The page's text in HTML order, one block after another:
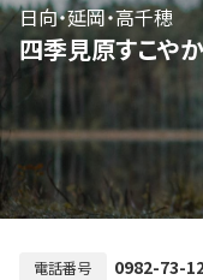
四季見原すこや
日向・延岡・高千穂
電話番号 0982-73-